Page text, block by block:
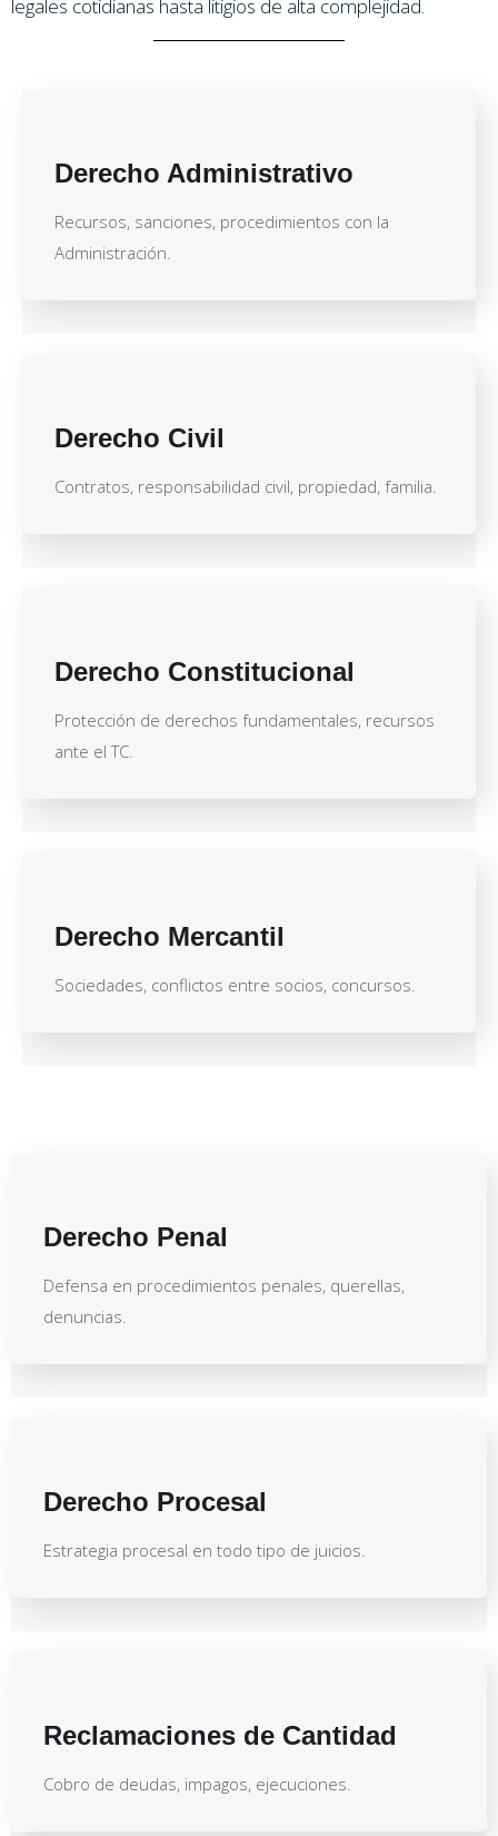
legales cotidianas hasta litigios de alta complejidad.
Derecho Administrativo
Recursos, sanciones, procedimientos con la
Administración.
Derecho Civil
Contratos, responsabilidad civil, propiedad, familia.
Derecho Constitucional
Protección de derechos fundamentales, recursos
ante el TC.
Derecho Mercantil
Sociedades, conflictos entre socios, concursos.
Derecho Penal
Defensa en procedimientos penales, querellas,
denuncias.
Derecho Procesal
Estrategia procesal en todo tipo de juicios.
Reclamaciones de Cantidad
Cobro de deudas, impagos, ejecuciones.